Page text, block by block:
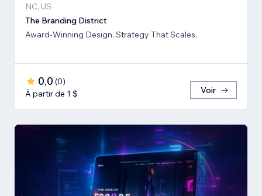
NC, US
The Branding District
Award-Winning Design. Strategy That Scales.
0,0 (0)
À partir de 1 $
Voir